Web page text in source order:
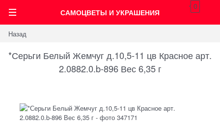
САМОЦВЕТЫ И УКРАШЕНИЯ
0
Назад
*Серьги Белый Жемчуг д.10,5-11 цв Красное арт.
2.0882.0.b-896 Вес 6,35 г